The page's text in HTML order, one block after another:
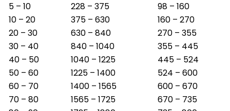
5 – 10
228 – 375
98 – 160
10 – 20
375 – 630
160 – 270
20 – 30
630 – 840
270 – 355
30 – 40
840 – 1040
355 – 445
40 – 50
1040 – 1225
445 – 524
50 – 60
1225 – 1400
524 – 600
60 – 70
1400 – 1565
600 – 670
70 – 80
1565 – 1725
670 – 735